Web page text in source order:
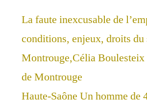
La faute inexcusable de
conditions, enjeux, droits du
Montrouge,Célia Boulesteix
de Montrouge
Haute-Saône Un homme de